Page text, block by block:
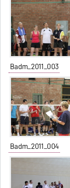
Badm_2011_003
Badm_2011_004